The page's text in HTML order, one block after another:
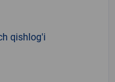
qishlog'i